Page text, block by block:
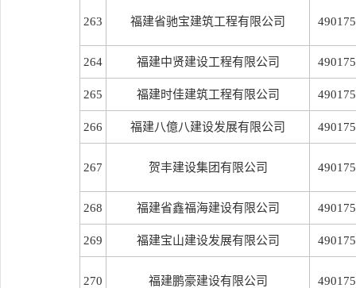
263 福建省驰宝建筑工程有限公司
264 福建中贤建设工程有限公司
265 福建时佳建筑工程有限公司
266 福建八億八建设发展有限公司
267 贺丰建设集团有限公司
268 福建省鑫福海建设有限公司
269 福建宝山建设发展有限公司
270 福建鹏豪建设有限公司